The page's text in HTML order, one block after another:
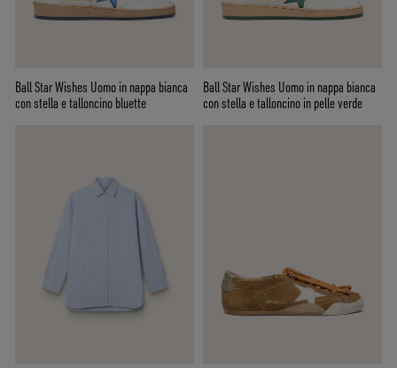
Ball Star Wishes Uomo in nappa bianca
con stella e talloncino bluette
Ball Star Wishes Uomo in nappa bianca
con stella e talloncino in pelle verde